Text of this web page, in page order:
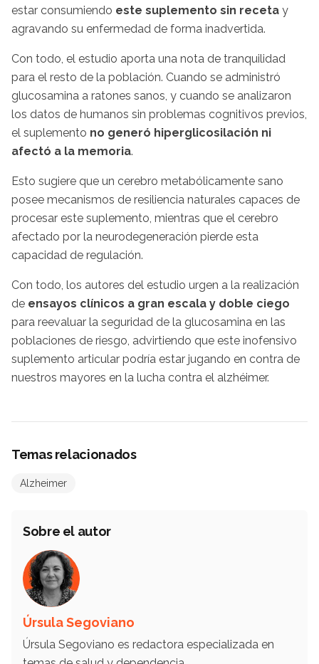
estar consumiendo este suplemento sin receta y
agravando su enfermedad de forma inadvertida.
Con todo, el estudio aporta una nota de tranquilidad
para el resto de la población. Cuando se administró
glucosamina a ratones sanos, y cuando se analizaron
los datos de humanos sin problemas cognitivos previos,
el suplemento no generó hiperglicosilación ni
afectó a la memoria.
Esto sugiere que un cerebro metabólicamente sano
posee mecanismos de resiliencia naturales capaces de
procesar este suplemento, mientras que el cerebro
afectado por la neurodegeneración pierde esta
capacidad de regulación.
Con todo, los autores del estudio urgen a la realización
de ensayos clínicos a gran escala y doble ciego
para reevaluar la seguridad de la glucosamina en las
poblaciones de riesgo, advirtiendo que este inofensivo
suplemento articular podría estar jugando en contra de
nuestros mayores en la lucha contra el alzhéimer.
Temas relacionados
Alzheimer
Sobre el autor
Úrsula Segoviano
Úrsula Segoviano es redactora especializada en